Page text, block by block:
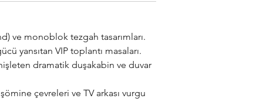
ve monoblok tezgah tasarımları.
yansıtan VIP toplantı masaları.
dramatik duşakabin ve duvar
çevreleri ve TV arkası vurgu